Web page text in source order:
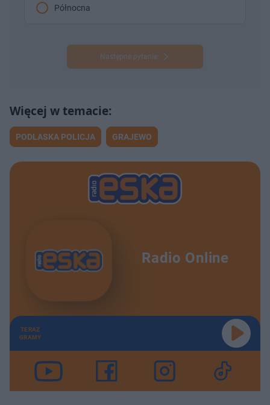
Północna
Następne pytanie
PODLASKA POLICJA GRAJEWO
Radio Online
TERAZ
GRAMY